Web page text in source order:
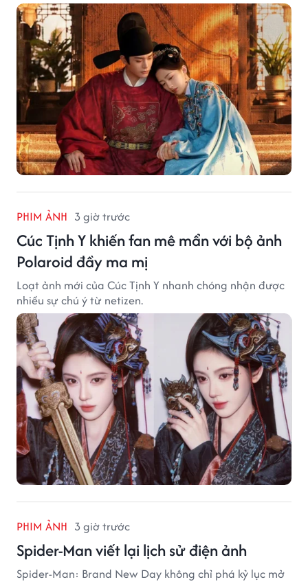
PHIM ẢNH 3 giờ trước
Cúc Tịnh Y khiến fan mê mẩn với bộ ảnh
Polaroid đầy ma mị
Loạt ảnh mới của Cúc Tịnh Y nhanh chóng nhận được
nhiều sự chú ý từ netizen.
PHIM ẢNH 3 giờ trước
Spider-Man viết lại lịch sử điện ảnh
Spider-Man: Brand New Day không chỉ phá kỷ lục mở